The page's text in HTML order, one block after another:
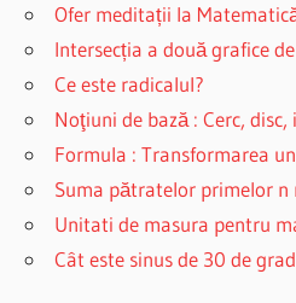
Ofer meditații la
Intersecția a două grafice
Ce este radicalul?
Noţiuni de bază : Cerc,
Formula : Transformarea
Suma pătratelor primelor n
Unitati de masura pentru
Cât este sinus de 30 de